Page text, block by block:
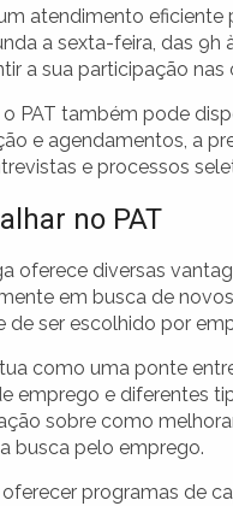
atendimento
a sexta-feira, das 9h
a sua participação
PAT também pode
e agendamentos, a
e processos
no PAT
oferece diversas
em busca de
ser escolhido por
como uma ponte
emprego e diferentes
sobre como
busca pelo emprego.
programas de